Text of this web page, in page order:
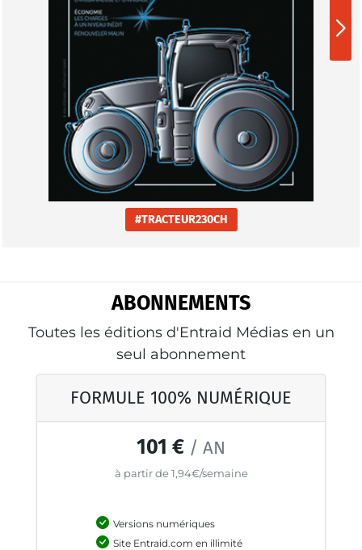
#TRACTEUR230CH
ABONNEMENTS
Toutes les éditions d'Entraid Médias en un
seul abonnement
FORMULE 100% NUMÉRIQUE
101 € / AN
à partir de 1,94€/semaine
Versions numériques
Site Entraid.com en illimité